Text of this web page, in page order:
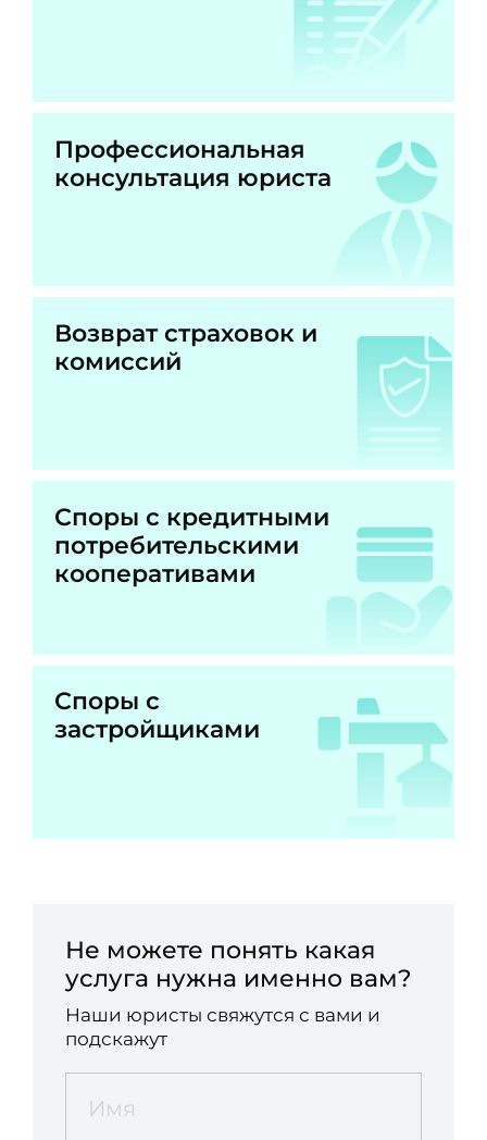
Профессиональная
консультация юриста
Возврат страховок и
комиссий
Споры с кредитными
потребительскими
кооперативами
Споры с
застройщиками
Не можете понять какая
услуга нужна именно вам?
Наши юристы свяжутся с вами и
подскажут